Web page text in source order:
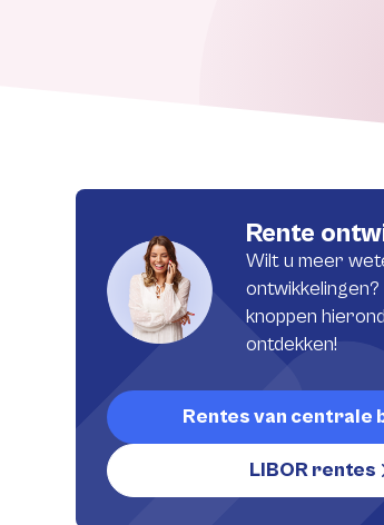
Rente
Wilt u meer
ontwikkelingen?
knoppen
ontdekken!
Rentes van centrale
LIBOR rentes